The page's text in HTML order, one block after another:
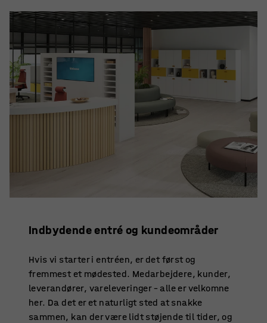
Indbydende entré og kundeområder
Hvis vi starter i entréen, er det først og
fremmest et mødested. Medarbejdere, kunder,
leverandører, vareleveringer – alle er velkomne
her. Da det er et naturligt sted at snakke
sammen, kan der være lidt støjende til tider, og